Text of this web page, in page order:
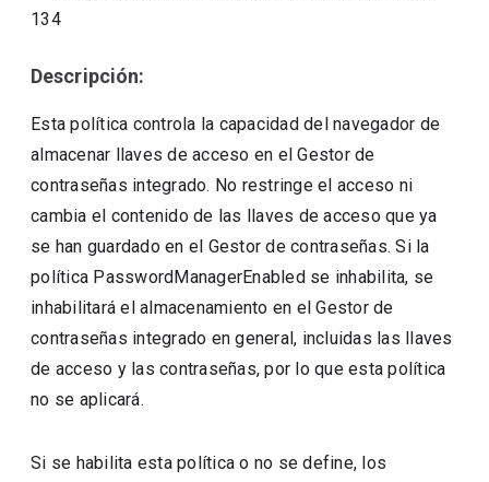
134
Descripción:
Esta política controla la capacidad del navegador de
almacenar llaves de acceso en el Gestor de
contraseñas integrado. No restringe el acceso ni
cambia el contenido de las llaves de acceso que ya
se han guardado en el Gestor de contraseñas. Si la
política PasswordManagerEnabled se inhabilita, se
inhabilitará el almacenamiento en el Gestor de
contraseñas integrado en general, incluidas las llaves
de acceso y las contraseñas, por lo que esta política
no se aplicará.
Si se habilita esta política o no se define, los